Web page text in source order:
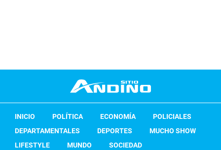
INICIO POLÍTICA ECONOMÍA
POLICIALES
DEPARTAMENTALES
DEPORTES
MUCHO SHOW
LIFESTYLE
MUNDO SOCIEDAD